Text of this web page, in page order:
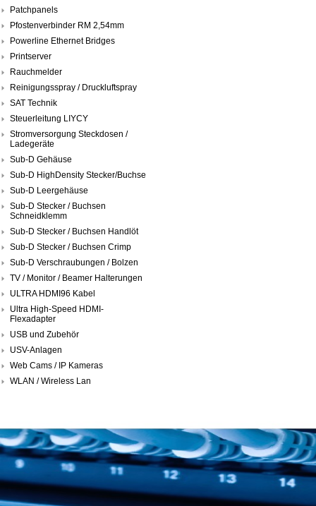
Patchpanels
Pfostenverbinder RM 2,54mm
Powerline Ethernet Bridges
Printserver
Rauchmelder
Reinigungsspray / Druckluftspray
SAT Technik
Steuerleitung LIYCY
Stromversorgung Steckdosen /
Ladegeräte
Sub-D Gehäuse
Sub-D HighDensity Stecker/Buchse
Sub-D Leergehäuse
Sub-D Stecker / Buchsen
Schneidklemm
Sub-D Stecker / Buchsen Handlöt
Sub-D Stecker / Buchsen Crimp
Sub-D Verschraubungen / Bolzen
TV / Monitor / Beamer Halterungen
ULTRA HDMI96 Kabel
Ultra High-Speed HDMI-
Flexadapter
USB und Zubehör
USV-Anlagen
Web Cams / IP Kameras
WLAN / Wireless Lan